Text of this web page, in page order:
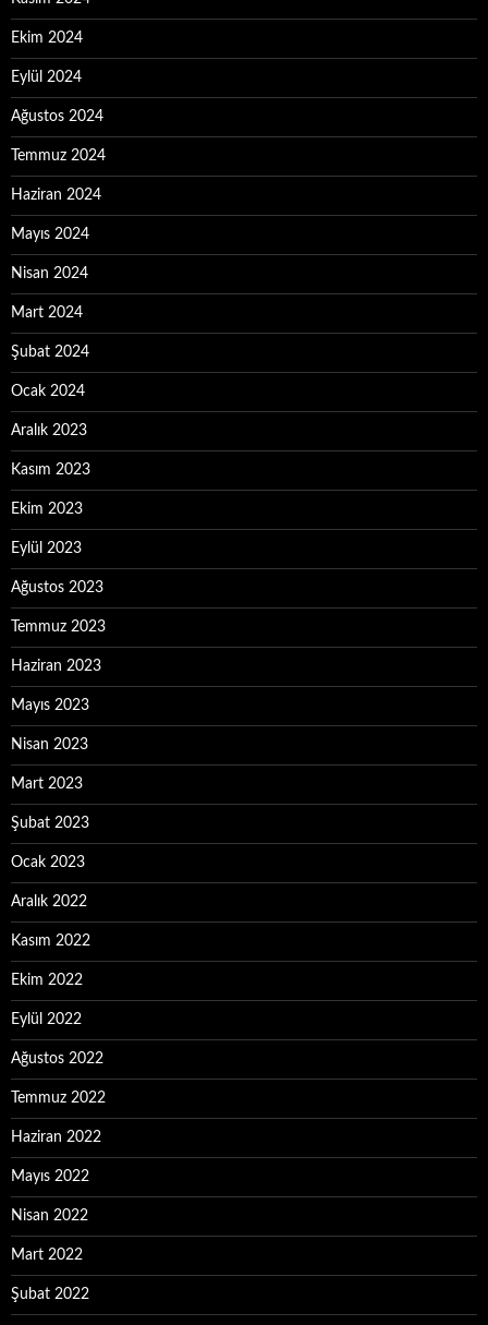
Ekim 2024
Eylül 2024
Ağustos 2024
Temmuz 2024
Haziran 2024
Mayıs 2024
Nisan 2024
Mart 2024
Şubat 2024
Ocak 2024
Aralık 2023
Kasım 2023
Ekim 2023
Eylül 2023
Ağustos 2023
Temmuz 2023
Haziran 2023
Mayıs 2023
Nisan 2023
Mart 2023
Şubat 2023
Ocak 2023
Aralık 2022
Kasım 2022
Ekim 2022
Eylül 2022
Ağustos 2022
Temmuz 2022
Haziran 2022
Mayıs 2022
Nisan 2022
Mart 2022
Şubat 2022